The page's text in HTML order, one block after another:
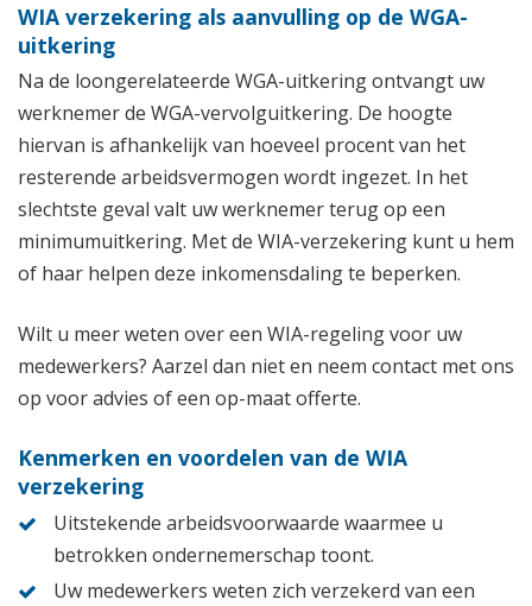
WIA verzekering als aanvulling op de WGA-
uitkering
Na de loongerelateerde WGA-uitkering ontvangt uw
werknemer de WGA-vervolguitkering. De hoogte
hiervan is afhankelijk van hoeveel procent van het
resterende arbeidsvermogen wordt ingezet. In het
slechtste geval valt uw werknemer terug op een
minimumuitkering. Met de WIA-verzekering kunt u hem
of haar helpen deze inkomensdaling te beperken.
Wilt u meer weten over een WIA-regeling voor uw
medewerkers? Aarzel dan niet en neem contact met ons
op voor advies of een op-maat offerte.
Kenmerken en voordelen van de WIA
verzekering
Uitstekende arbeidsvoorwaarde waarmee u
betrokken ondernemerschap toont.
Uw medewerkers weten zich verzekerd van een